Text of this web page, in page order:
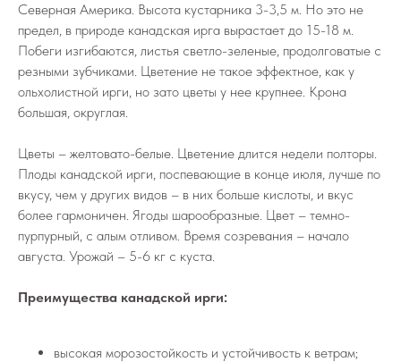
Северная Америка. Высота кустарника 3-3,5 м. Но это не
предел, в природе канадская ирга вырастает до 15-18 м.
Побеги изгибаются, листья светло-зеленые, продолговатые с
резными зубчиками. Цветение не такое эффектное, как у
ольхолистной ирги, но зато цветы у нее крупнее. Крона
большая, округлая.
Цветы – желтовато-белые. Цветение длится недели полторы.
Плоды канадской ирги, поспевающие в конце июля, лучше по
вкусу, чем у других видов – в них больше кислоты, и вкус
более гармоничен. Ягоды шарообразные. Цвет – темно-
пурпурный, с алым отливом. Время созревания – начало
августа. Урожай – 5-6 кг с куста.
Преимущества канадской ирги:
высокая морозостойкость и устойчивость к ветрам;